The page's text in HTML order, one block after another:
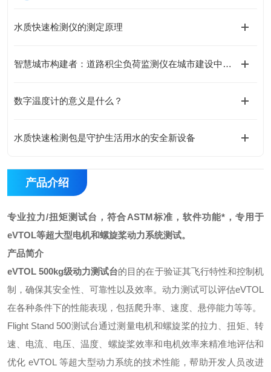
水质快速检测仪的测定原理
智慧城市构建者：道路积尘负荷监测仪在城市建设中的应用
数字温度计的意义是什么？
水质快速检测包是守护生活用水的安全新设备
产品介绍
专业拉力/扭矩测试台，符合ASTM标准，软件功能*，专用于
eVTOL等超大型电机和螺旋桨动力系统测试。
产品简介
eVTOL 500kg级动力测试台的目的在于验证其飞行特性和控制机
制，确保其安全性、可靠性以及效率。动力测试可以评估eVTOL
在各种条件下的性能表现，包括爬升率、速度、悬停能力等等。
Flight Stand 500测试台通过测量电机和螺旋桨的拉力、扭矩、转
速、电流、电压、温度、螺旋桨效率和电机效率来精准地评估和
优化 eVTOL 等超大型动力系统的技术性能，帮助开发人员改进